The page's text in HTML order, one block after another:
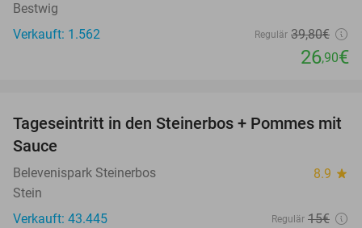
Bestwig
Verkauft: 1.562
Regulär 39,80€
26,90€
37%
Tageseintritt in den Steinerbos + Pommes mit
Sauce
Belevenispark Steinerbos 8.9 star
Stein
Verkauft: 43.445
Regulär 15€